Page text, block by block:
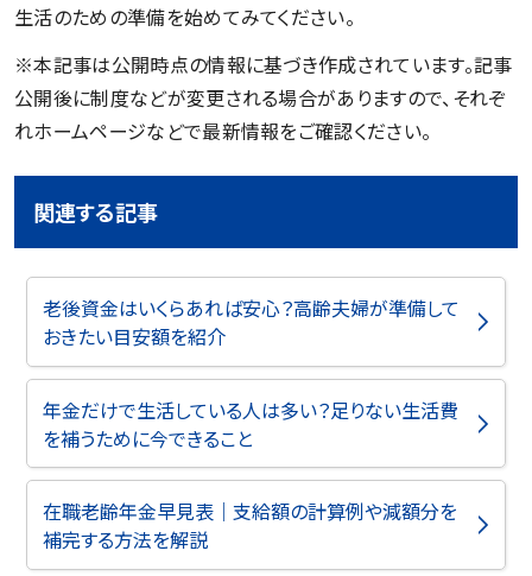
生活のための準備を始めてみてください。
※本記事は公開時点の情報に基づき作成されています。記事
公開後に制度などが変更される場合がありますので、それぞ
れホームページなどで最新情報をご確認ください。
関連する記事
老後資金はいくらあれば安心？高齢夫婦が準備して
おきたい目安額を紹介
年金だけで生活している人は多い？足りない生活費
を補うために今できること
在職老齢年金早見表｜支給額の計算例や減額分を
補完する方法を解説